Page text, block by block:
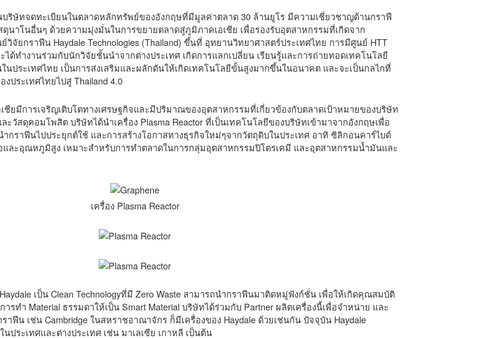
นบริษัทจดทะเบียนในตลาดหลักทรัพย์ของอังกฤษที่มีมูลค่าตลาด 30 ล้านยูโร มีความเชี่ยวชาญด้านกราฟี
นาโนอื่นๆ ด้วยความมุ่งมั่นในการขยายตลาดสู่ภูมิภาคเอเชีย เพื่อรองรับอุตสาหกรรมที่เกิดจาก
จัยกราฟีน Haydale Technologies (Thailand) ขึ้นที่ อุทยานวิทยาศาสตร์ประเทศไทย การมีศูนย์ HTT
ด้ทำงานร่วมกับนักวิจัยชั้นนำจากต่างประเทศ เกิดการแลกเปลี่ยน เรียนรู้และการถ่ายทอดเทคโนโลยี
นประเทศไทย เป็นการส่งเสริมและผลักดันให้เกิดเทคโนโลยีขั้นสูงมากขึ้นในอนาคต และจะเป็นกลไกที่
ประเทศไทยไปสู่ Thailand 4.0
เชียมีการเจริญเติบโตทางเศรษฐกิจและมีปริมาณของอุตสาหกรรมที่เกี่ยวข้องกับตลาดเป้าหมายของบริษัท
วัสดุคอมโพสิต บริษัทได้นำเครื่อง Plasma Reactor ที่เป็นเทคโนโลยีของบริษัทเข้ามาจากอังกฤษเพื่อ
ราฟีนไปประยุกต์ใช้ และการสร้างโอกาสทางธุรกิจใหม่ๆจากวัตถุดิบในประเทศ อาทิ ซิลิกอนคาร์ไบด์
ะอุณหภูมิสูง เหมาะสำหรับการทำตลาดในการกลุ่มอุตสาหกรรมปิโตรเคมี และอุตสาหกรรมน้ำมันและ
เครื่อง Plasma Reactor
เป็น Clean Technologyที่มี Zero Waste สามารถนำกราฟีนมาติดหมู่ฟังก์ชั่น เพื่อให้เกิดคุณสมบัติ
รทำ Material ธรรมดาให้เป็น Smart Material บริษัทได้ร่วมกับ Partner ผลิตเครื่องนี้เพื่อจำหน่าย และ
ฟีน เช่น Cambridge ในสหราชอาณาจักร ก็มีเครื่องของ Haydale ด้วยเช่นกัน ปัจจุบัน Haydale
นประเทศและต่างประเทศ เช่น มาเลเซีย เกาหลี เป็นต้น